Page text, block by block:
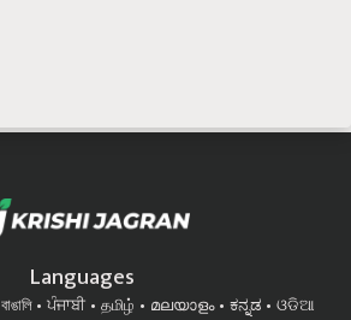
Languages
বাঙালি ਪੰਜਾਬੀ தமிழ் മലയാളം ಕನ್ನಡ
ଓଡିଆ